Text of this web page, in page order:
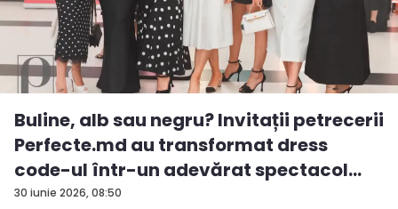
30 iunie 2026, 08:50
Buline, alb sau negru? Invitații petrecerii
Perfecte.md au transformat dress
code-ul într-un adevărat spectacol
de...